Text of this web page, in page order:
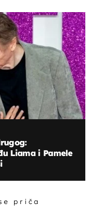
Liama i Pamele
priča